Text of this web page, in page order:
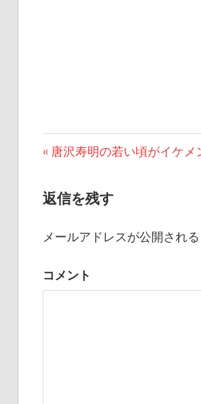
稿
ゲ
前
記
唐沢寿明の若い頃がイケメ
返信を残す
メールアドレスが公開され
コメント